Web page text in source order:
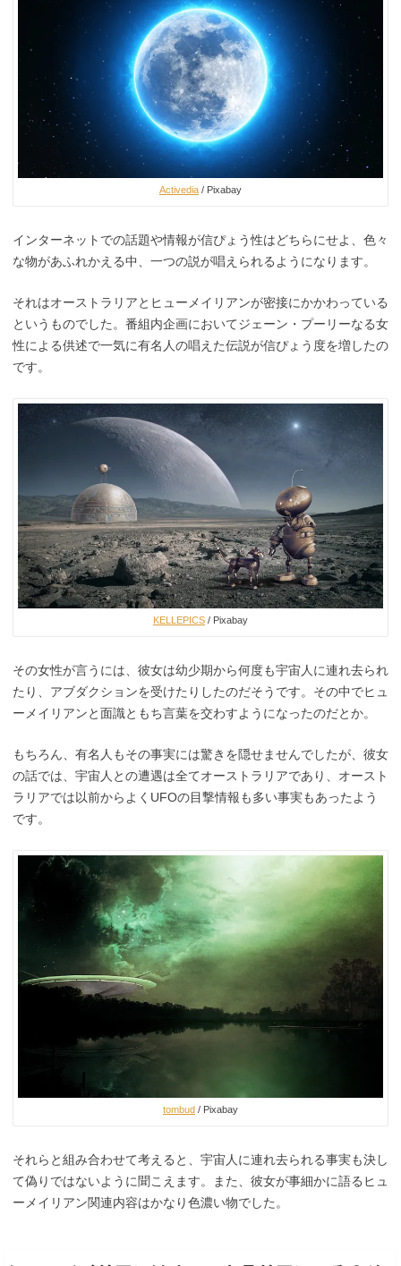
Activedia / Pixabay
インターネットでの話題や情報が信ぴょう性はどちらにせよ、色々
な物があふれかえる中、一つの説が唱えられるようになります。
それはオーストラリアとヒューメイリアンが密接にかかわっている
というものでした。番組内企画においてジェーン・プーリーなる女
性による供述で一気に有名人の唱えた伝説が信ぴょう度を増したの
です。
KELLEPICS / Pixabay
その女性が言うには、彼女は幼少期から何度も宇宙人に連れ去られ
たり、アブダクションを受けたりしたのだそうです。その中でヒュ
ーメイリアンと面識ともち言葉を交わすようになったのだとか。
もちろん、有名人もその事実には驚きを隠せませんでしたが、彼女
の話では、宇宙人との遭遇は全てオーストラリアであり、オースト
ラリアでは以前からよくUFOの目撃情報も多い事実もあったよう
です。
tombud / Pixabay
それらと組み合わせて考えると、宇宙人に連れ去られる事実も決し
て偽りではないように聞こえます。また、彼女が事細かに語るヒュ
ーメイリアン関連内容はかなり色濃い物でした。